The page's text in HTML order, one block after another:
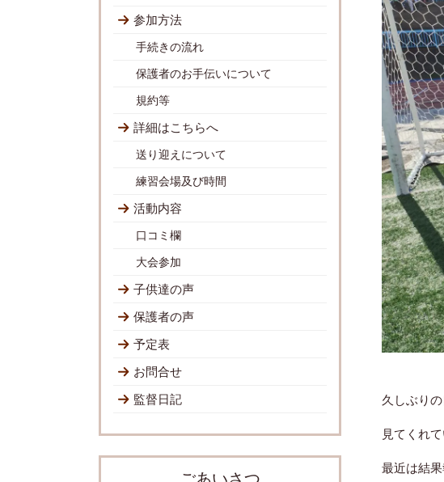
久しぶり
見てくれ
最近は結
参加方法
手続きの流れ
保護者のお手伝いについて
規約等
詳細はこちらへ
送り迎えについて
練習会場及び時間
活動内容
口コミ欄
大会参加
子供達の声
保護者の声
予定表
お問合せ
監督日記
ごあいさつ